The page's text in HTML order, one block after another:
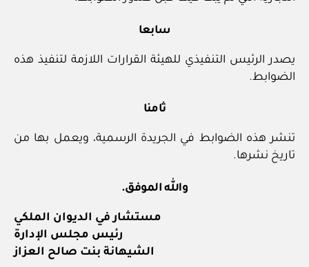
سابعا
يصدر الرئيس التنفيذي للهيئة القرارات اللازمة لتنفيذ هذه
الضوابط.
ثامنا
تنشر هذه الضوابط في الجريدة الرسمية، ويعمل بها من
تاريخ نشرها.
والله الموفق.
مستشار في الديوان الملكي
رئيس مجلس الإدارة
الشيهانة بنت صالح العزاز